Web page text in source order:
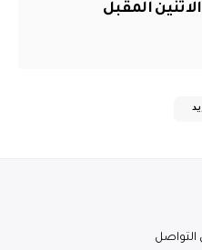
المقبل
التواصل